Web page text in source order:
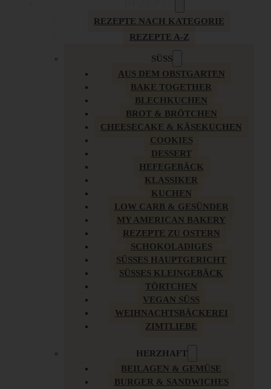
REZEPTE NACH KATEGORIE
REZEPTE A-Z
SÜSS
AUS DEM OBSTGARTEN
BAKE TOGETHER
BLECHKUCHEN
BROT & BRÖTCHEN
CHEESECAKE & KÄSEKUCHEN
COOKIES
DESSERT
HEFEGEBÄCK
KLASSIKER
KUCHEN
LOW CARB & GESÜNDER
MY AMERICAN BAKERY
REZEPTE ZU OSTERN
SCHOKOLADIGES
SÜSSES HAUPTGERICHT
SÜSSES KLEINGEBÄCK
TÖRTCHEN
VEGAN SÜSS
WEIHNACHTSBÄCKEREI
ZIMTLIEBE
HERZHAFT
BEILAGEN & GEMÜSE
BURGER & SANDWICHES